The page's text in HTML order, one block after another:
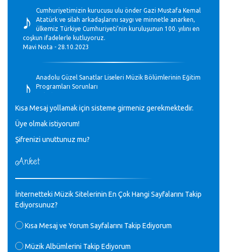
♪
Cumhuriyetimizin kurucusu ulu önder Gazi Mustafa Kemal
Atatürk ve silah arkadaşlarını saygı ve minnetle anarken,
ülkemiz Türkiye Cumhuriyeti’nin kuruluşunun 100. yılını en
coşkun ifadelerle kutluyoruz.
Mavi Nota - 28.10.2023
♪
Anadolu Güzel Sanatlar Liseleri Müzik Bölümlerinin Eğitim
Programları Sorunları
♪
GEÇMİŞ OLSUN TÜRKİYE!
Mavi Nota - 07.02.2023
♪
30 yıl sonra karşılaşmak çok güzel Kurtuluş, teveccüh
M.Semih Baylan - 08.01.2023
♪
Değerli Müfit hocama en içten sevgi saygılarımı iletin
yaptım.1994 yılında derginin bu daldaki ödülüne layık
Kısa Mesaj yollamak için sisteme girmeniz gerekmektedir.
Üye olmak istiyorum!
Şifrenizi unuttunuz mu?
Anket
İnternetteki Müzik Sitelerinin En Çok Hangi Sayfalarını Takip
Ediyorsunuz?
Kısa Mesaj ve Yorum Sayfalarını Takip Ediyorum
Müzik Albümlerini Takip Ediyorum